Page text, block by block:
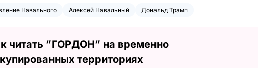
Навального Алексей Навальный Дональд Трамп
читать ”ГОРДОН” на временно
территориях